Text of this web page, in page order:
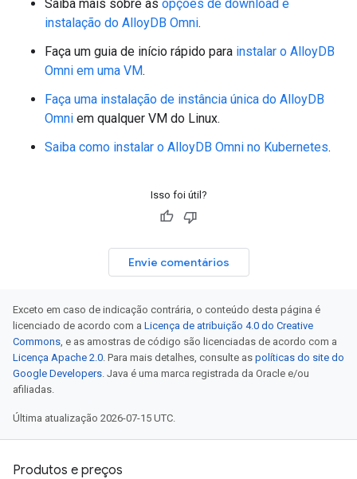
Saiba mais sobre as opções de download e
instalação do AlloyDB Omni.
Faça um guia de início rápido para instalar o AlloyDB
Omni em uma VM.
Faça uma instalação de instância única do AlloyDB
Omni em qualquer VM do Linux.
Saiba como instalar o AlloyDB Omni no Kubernetes.
Isso foi útil?
Envie comentários
Exceto em caso de indicação contrária, o conteúdo desta página é
licenciado de acordo com a Licença de atribuição 4.0 do Creative
Commons , e as amostras de código são licenciadas de acordo com a
Licença Apache 2.0 . Para mais detalhes, consulte as políticas do site do
Google Developers . Java é uma marca registrada da Oracle e/ou
afiliadas.
Última atualização 2026-07-15 UTC.
Produtos e preços